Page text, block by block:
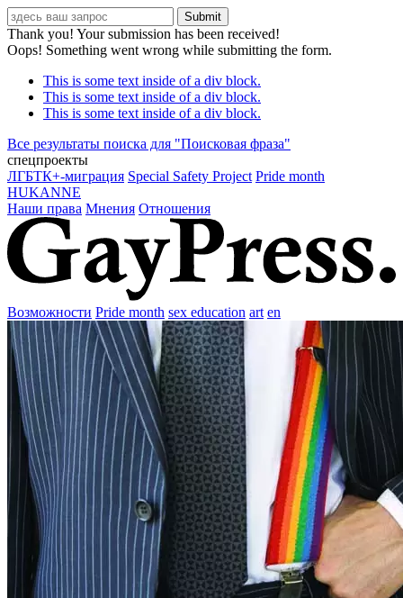
Thank you! Your submission has been received!
Oops! Something went wrong while submitting the form.
This is some text inside of a div block.
This is some text inside of a div block.
This is some text inside of a div block.
Все результаты поиска для "Поисковая фраза"
спецпроекты
ЛГБТК+-миграция Special Safety Project Pride month
HUKANNE
Наши права Мнения Отношения
Возможности Pride month sex education art en